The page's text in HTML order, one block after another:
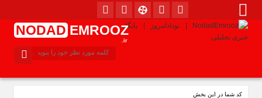
NODAD EMROOZ
.ir
کد شما در این بخش